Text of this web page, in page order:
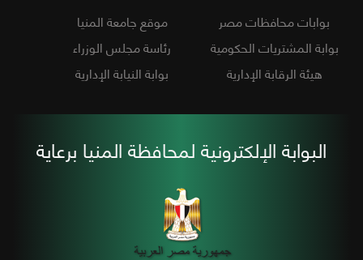
بوابات محافظات مصر
موقع جامعة المنيا
بوابة المشتريات الحكومية
رئاسة مجلس الوزراء
هيئة الرقابة الإدارية
بوابة النيابة الإدارية
البوابة الإلكترونية لمحافظة المنيا برعاية